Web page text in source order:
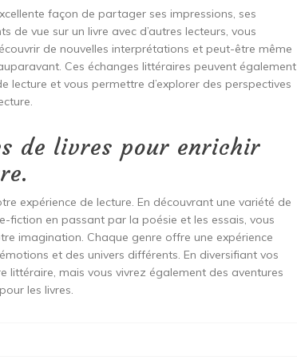
façon de partager ses impressions, ses
vue sur un livre avec d’autres lecteurs, vous
de nouvelles interprétations et peut-être même
Ces échanges littéraires peuvent également
lecture et vous permettre d’explorer des perspectives
de livres pour enrichir
expérience de lecture. En découvrant une variété de
fiction en passant par la poésie et les essais, vous
imagination. Chaque genre offre une expérience
et des univers différents. En diversifiant vos
littéraire, mais vous vivrez également des aventures
les livres.